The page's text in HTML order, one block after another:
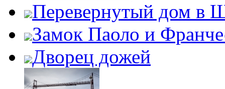
Перевернутый дом в
Замок Паоло и
Дворец дожей